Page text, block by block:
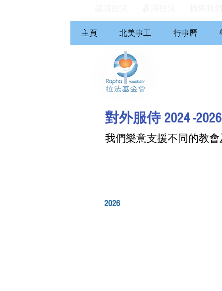
主頁 北美事工 行事曆
對外服侍 2024 -2026
我們樂意支援不同的教
2026